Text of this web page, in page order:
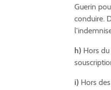
Guerin
conduire.
h) Hors
i) Hors